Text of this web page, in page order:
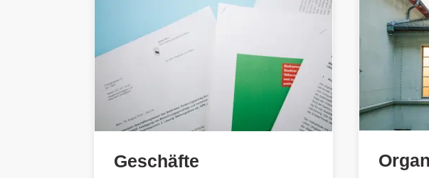
Geschäfte